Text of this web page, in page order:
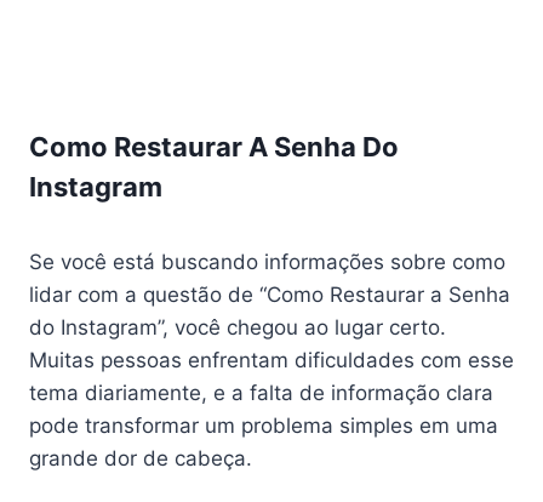
Como Restaurar A Senha Do
Instagram
Se você está buscando informações sobre como
lidar com a questão de “Como Restaurar a Senha
do Instagram”, você chegou ao lugar certo.
Muitas pessoas enfrentam dificuldades com esse
tema diariamente, e a falta de informação clara
pode transformar um problema simples em uma
grande dor de cabeça.